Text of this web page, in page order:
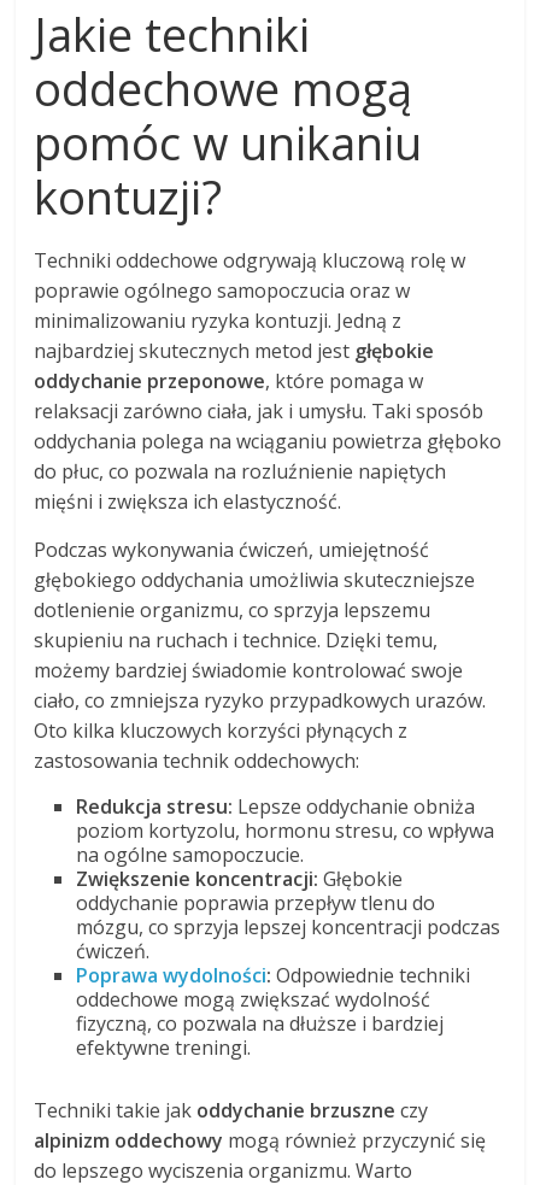
Jakie techniki
oddechowe mogą
pomóc w unikaniu
kontuzji?
Techniki oddechowe odgrywają kluczową rolę w
poprawie ogólnego samopoczucia oraz w
minimalizowaniu ryzyka kontuzji. Jedną z
najbardziej skutecznych metod jest głębokie
oddychanie przeponowe, które pomaga w
relaksacji zarówno ciała, jak i umysłu. Taki sposób
oddychania polega na wciąganiu powietrza głęboko
do płuc, co pozwala na rozluźnienie napiętych
mięśni i zwiększa ich elastyczność.
Podczas wykonywania ćwiczeń, umiejętność
głębokiego oddychania umożliwia skuteczniejsze
dotlenienie organizmu, co sprzyja lepszemu
skupieniu na ruchach i technice. Dzięki temu,
możemy bardziej świadomie kontrolować swoje
ciało, co zmniejsza ryzyko przypadkowych urazów.
Oto kilka kluczowych korzyści płynących z
zastosowania technik oddechowych:
Redukcja stresu: Lepsze oddychanie obniża
poziom kortyzolu, hormonu stresu, co wpływa
na ogólne samopoczucie.
Zwiększenie koncentracji: Głębokie
oddychanie poprawia przepływ tlenu do
mózgu, co sprzyja lepszej koncentracji podczas
ćwiczeń.
Poprawa wydolności: Odpowiednie techniki
oddechowe mogą zwiększać wydolność
fizyczną, co pozwala na dłuższe i bardziej
efektywne treningi.
Techniki takie jak oddychanie brzuszne czy
alpinizm oddechowy mogą również przyczynić się
do lepszego wyciszenia organizmu. Warto